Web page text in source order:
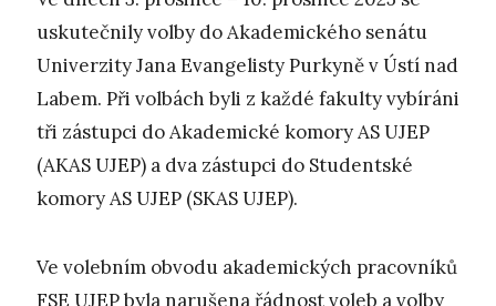
uskutečnily volby do Akademického senátu
Univerzity Jana Evangelisty Purkyně v Ústí nad
Labem. Při volbách byli z každé fakulty vybíráni
tři zástupci do Akademické komory AS UJEP
(AKAS UJEP) a dva zástupci do Studentské
komory AS UJEP (SKAS UJEP).
Ve volebním obvodu akademických pracovníků
FSE UJEP byla narušena řádnost voleb a volby